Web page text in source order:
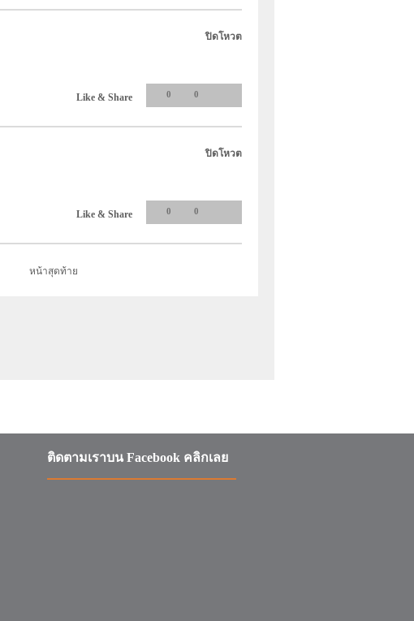
ปิดโหวต
Like & Share 0 0
ปิดโหวต
Like & Share 0 0
หน้าสุดท้าย
ติดตามเราบน Facebook คลิกเลย